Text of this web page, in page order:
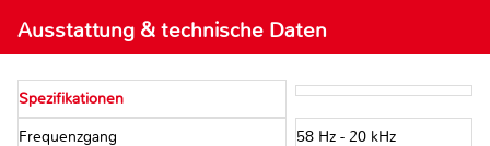
Ausstattung & technische Daten
Spezifikationen
Frequenzgang 58 Hz - 20 kHz